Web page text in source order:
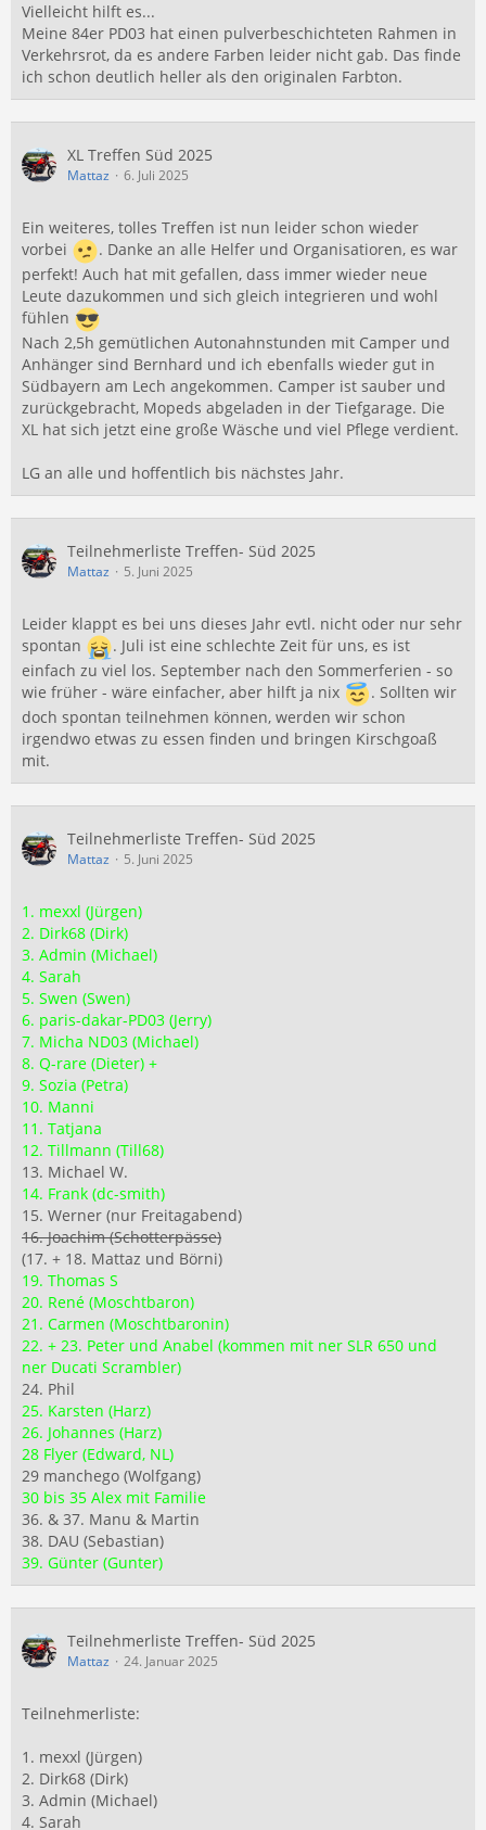
Vielleicht hilft es...
Meine 84er PD03 hat einen pulverbeschichteten Rahmen in
Verkehrsrot, da es andere Farben leider nicht gab. Das finde
ich schon deutlich heller als den originalen Farbton.
XL Treffen Süd 2025
Mattaz 6. Juli 2025
Ein weiteres, tolles Treffen ist nun leider schon wieder
vorbei
. Danke an alle Helfer und Organisatioren, es war
perfekt! Auch hat mit gefallen, dass immer wieder neue
Leute dazukommen und sich gleich integrieren und wohl
fühlen
Nach 2,5h gemütlichen Autonahnstunden mit Camper und
Anhänger sind Bernhard und ich ebenfalls wieder gut in
Südbayern am Lech angekommen. Camper ist sauber und
zurückgebracht, Mopeds abgeladen in der Tiefgarage. Die
XL hat sich jetzt eine große Wäsche und viel Pflege verdient.
LG an alle und hoffentlich bis nächstes Jahr.
Teilnehmerliste Treffen- Süd 2025
Mattaz 5. Juni 2025
Leider klappt es bei uns dieses Jahr evtl. nicht oder nur sehr
spontan
. Juli ist eine schlechte Zeit für uns, es ist
einfach zu viel los. September nach den Sommerferien - so
wie früher - wäre einfacher, aber hilft ja nix
. Sollten wir
doch spontan teilnehmen können, werden wir schon
irgendwo etwas zu essen finden und bringen Kirschgoaß
mit.
Teilnehmerliste Treffen- Süd 2025
Mattaz 5. Juni 2025
1. mexxl (Jürgen)
2. Dirk68 (Dirk)
3. Admin (Michael)
4. Sarah
5. Swen (Swen)
6. paris-dakar-PD03 (Jerry)
7. Micha ND03 (Michael)
8. Q-rare (Dieter) +
9. Sozia (Petra)
10. Manni
11. Tatjana
12. Tillmann (Till68)
13. Michael W.
14. Frank (dc-smith)
15. Werner (nur Freitagabend)
16. Joachim (Schotterpässe)
(17. + 18. Mattaz und Börni)
19. Thomas S
20. René (Moschtbaron)
21. Carmen (Moschtbaronin)
22. + 23. Peter und Anabel (kommen mit ner SLR 650 und
ner Ducati Scrambler)
24. Phil
25. Karsten (Harz)
26. Johannes (Harz)
28 Flyer (Edward, NL)
29 manchego (Wolfgang)
30 bis 35 Alex mit Familie
36. & 37. Manu & Martin
38. DAU (Sebastian)
39. Günter (Gunter)
Teilnehmerliste Treffen- Süd 2025
Mattaz 24. Januar 2025
Teilnehmerliste:
1. mexxl (Jürgen)
2. Dirk68 (Dirk)
3. Admin (Michael)
4. Sarah